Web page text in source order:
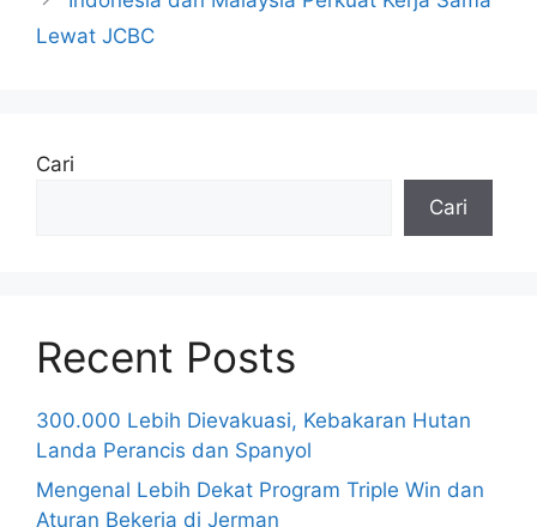
Lewat JCBC
Cari
Cari
Recent Posts
300.000 Lebih Dievakuasi, Kebakaran Hutan
Landa Perancis dan Spanyol
Mengenal Lebih Dekat Program Triple Win dan
Aturan Bekerja di Jerman